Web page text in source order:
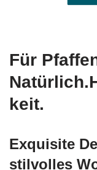
Für
keit.
Exquisite
stilvolles